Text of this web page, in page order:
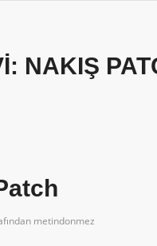
NAKIŞ
metindonmez